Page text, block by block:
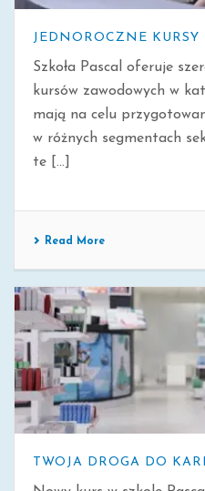
JEDNOROCZNE KURSY
Szkoła Pascal oferuje
kursów zawodowych w
mają na celu
w różnych segmentach
te [...]
Read More
TWOJA DROGA DO